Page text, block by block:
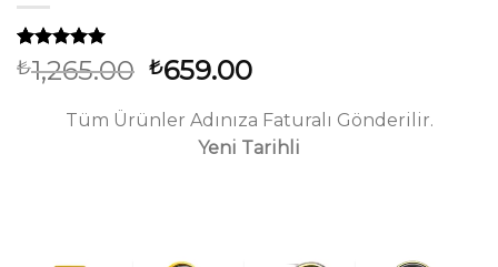
33
müşteri
puanına
5 üzerinden
₺1,265.00 Orijinal
₺1,265.00.
₺659.00Şu
fiyat:
₺659.00.
Tüm Ürünler Adınıza Faturalı Gönderilir.
Yeni Tarihli